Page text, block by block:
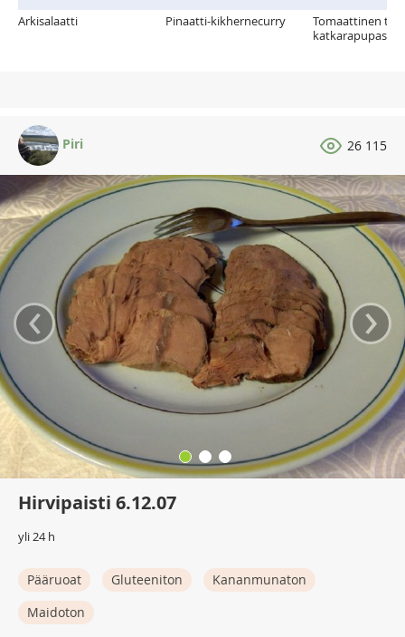
Arkisalaatti Pinaatti-kikhernecurry
Tomaattinen
katkarapupasta
Piri 26 115
‹ ›
Hirvipaisti 6.12.07
yli 24 h
Pääruoat Gluteeniton
Kananmunaton
Maidoton